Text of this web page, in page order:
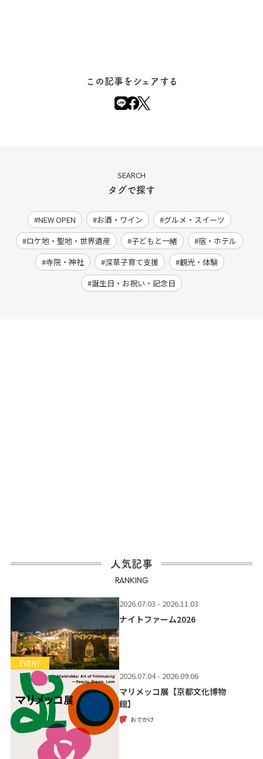
この記事をシェアする
SEARCH
タグで探す
NEW OPEN お酒・ワイン
グルメ・スイーツ
ロケ地・聖地・世界遺産
子どもと一緒
宿・ホテル
寺院・神社
深草子育て支援
観光・体験
誕生日・お祝い・記念日
人気記事
RANKING
EVENT
2026.07.03 - 2026.11.03
ナイトファーム2026
2026.07.04 - 2026.09.06
マリメッコ展【京都文化博物
館】
おでかけ